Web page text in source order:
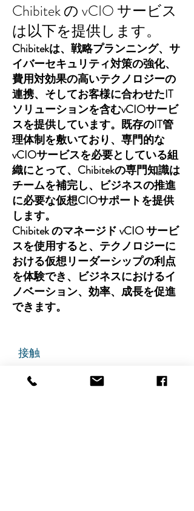
Chibitek の vCIO サービス
は以下を提供します。
Chibitekは、戦略プランニング、サ
イバーセキュリティ対策の強化、
費用対効果の高いテクノロジーの
連携、そしてお客様に合わせたIT
ソリューションを含むvCIOサービ
スを提供しています。既存のIT管
理体制を敷いており、専門的な
vCIOサービスを必要としている組
織にとって、Chibitekの専門知識は
チームを補完し、ビジネスの推進
に必要な仮想CIOサポートを提供
します。
Chibitek のマネージド vCIO サービ
スを使用すると、テクノロジーに
おける仮想リーダーシップの利点
を体験でき、ビジネスにおけるイ
ノベーション、効率、成長を促進
できます。
接触
チビテック
グランドアベニュー725番地